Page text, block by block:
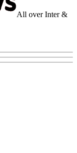
All over Inter &